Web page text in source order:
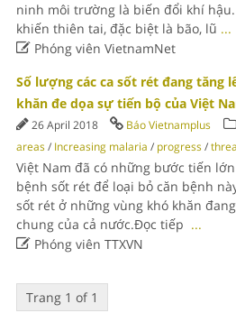
ninh môi trường là biến đổi khí
khiến thiên tai, đặc biệt là bão, lũ ...
Phóng viên VietnamNet
Số lượng các ca sốt rét đang tăng
khăn đe dọa sự tiến bộ của Việt
26 April 2018 Báo Vietnamplus
areas/ Increasing malaria / progress/
Việt Nam đã có những bước tiến
bệnh sốt rét để loại bỏ căn bệnh
sốt rét ở những vùng khó khăn
chung của cả nước.Đọc tiếp ...
Phóng viên TTXVN
Trang 1 of 1